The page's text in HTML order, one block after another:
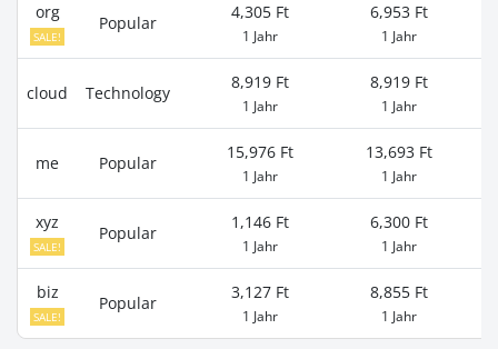
org
SALE!
Popular
4,305 Ft
1 Jahr
6,953 Ft
1 Jahr
cloud Technology
8,919 Ft
1 Jahr
8,919 Ft
1 Jahr
me Popular
15,976 Ft
1 Jahr
13,693 Ft
1 Jahr
xyz
SALE!
Popular
1,146 Ft
1 Jahr
6,300 Ft
1 Jahr
biz
SALE!
Popular
3,127 Ft
1 Jahr
8,855 Ft
1 Jahr